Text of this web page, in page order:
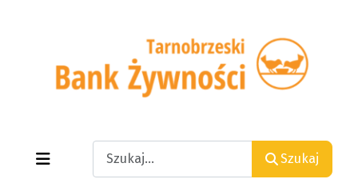
Search
Szukaj